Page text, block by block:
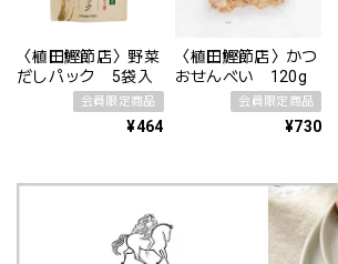
〈植田鰹節店〉野菜
だしパック 5袋入
会員限定商品
¥464
〈植田鰹節店〉かつ
おせんべい 120g
会員限定商品
¥730